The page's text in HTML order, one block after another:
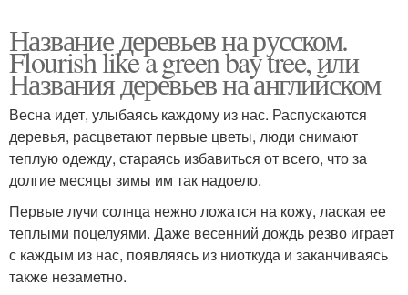
Название деревьев на русском.
Flourish like a green bay tree, или
Названия деревьев на английском
Весна идет, улыбаясь каждому из нас. Распускаются
деревья, расцветают первые цветы, люди снимают
теплую одежду, стараясь избавиться от всего, что за
долгие месяцы зимы им так надоело.
Первые лучи солнца нежно ложатся на кожу, лаская ее
теплыми поцелуями. Даже весенний дождь резво играет
с каждым из нас, появляясь из ниоткуда и заканчиваясь
также незаметно.